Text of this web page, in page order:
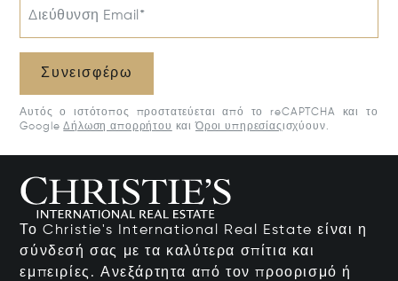
Διεύθυνση Email*
Συνεισφέρω
Αυτός ο ιστότοπος προστατεύεται από το reCAPTCHA και το
Google Δήλωση απορρήτου καιΌροι υπηρεσίαςισχύουν.
Το Christie's International Real Estate είναι η
σύνδεσή σας με τα καλύτερα σπίτια και
εμπειρίες. Ανεξάρτητα από τον προορισμό ή